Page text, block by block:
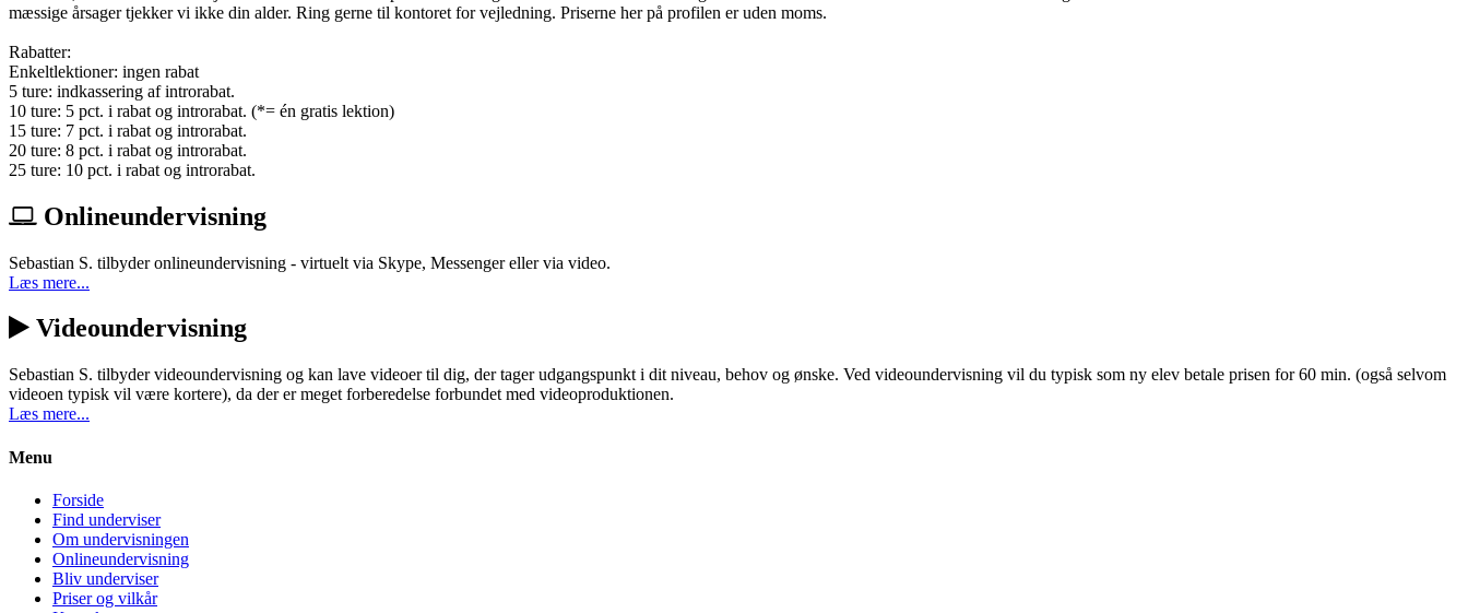
mæssige årsager tjekker vi ikke din alder. Ring gerne til kontoret for vejledning. Priserne her på profilen er uden moms.
Rabatter:
Enkeltlektioner: ingen rabat
5 ture: indkassering af introrabat.
10 ture: 5 pct. i rabat og introrabat. (*= én gratis lektion)
15 ture: 7 pct. i rabat og introrabat.
20 ture: 8 pct. i rabat og introrabat.
25 ture: 10 pct. i rabat og introrabat.
Onlineundervisning
Sebastian S. tilbyder onlineundervisning - virtuelt via Skype, Messenger eller via video.
Læs mere...
Videoundervisning
Sebastian S. tilbyder videoundervisning og kan lave videoer til dig, der tager udgangspunkt i dit niveau, behov og ønske. Ved videoundervisning vil du typisk som ny elev betale prisen for 60 min. (også selvom
videoen typisk vil være kortere), da der er meget forberedelse forbundet med videoproduktionen.
Læs mere...
Menu
Forside
Find underviser
Om undervisningen
Onlineundervisning
Bliv underviser
Priser og vilkår